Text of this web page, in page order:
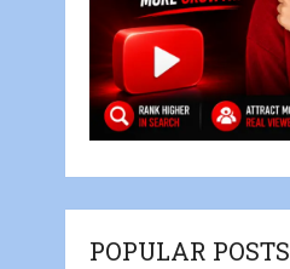
POPULAR POSTS